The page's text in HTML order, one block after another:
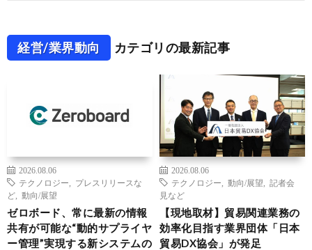
経営/業界動向 カテゴリの最新記事
2026.08.06
テクノロジー
プレスリリースな
ど
動向/展望
ゼロボード、常に最新の情報
共有が可能な“動的サプライヤ
ー管理”実現する新システムの
2026.08.06
テクノロジー
動向/展望
記者会
見など
【現地取材】貿易関連業務の
効率化目指す業界団体「日本
貿易DX協会」が発足